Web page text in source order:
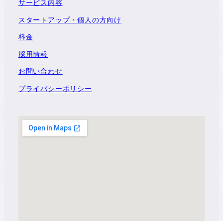
り
スタートアップ・個人の方向け
料金
採用情報
お問い合わせ
プライバシーポリシー